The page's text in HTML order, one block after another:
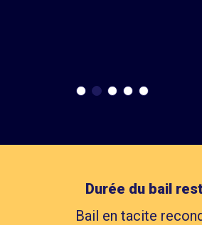
Durée du bail
Bail en tacite